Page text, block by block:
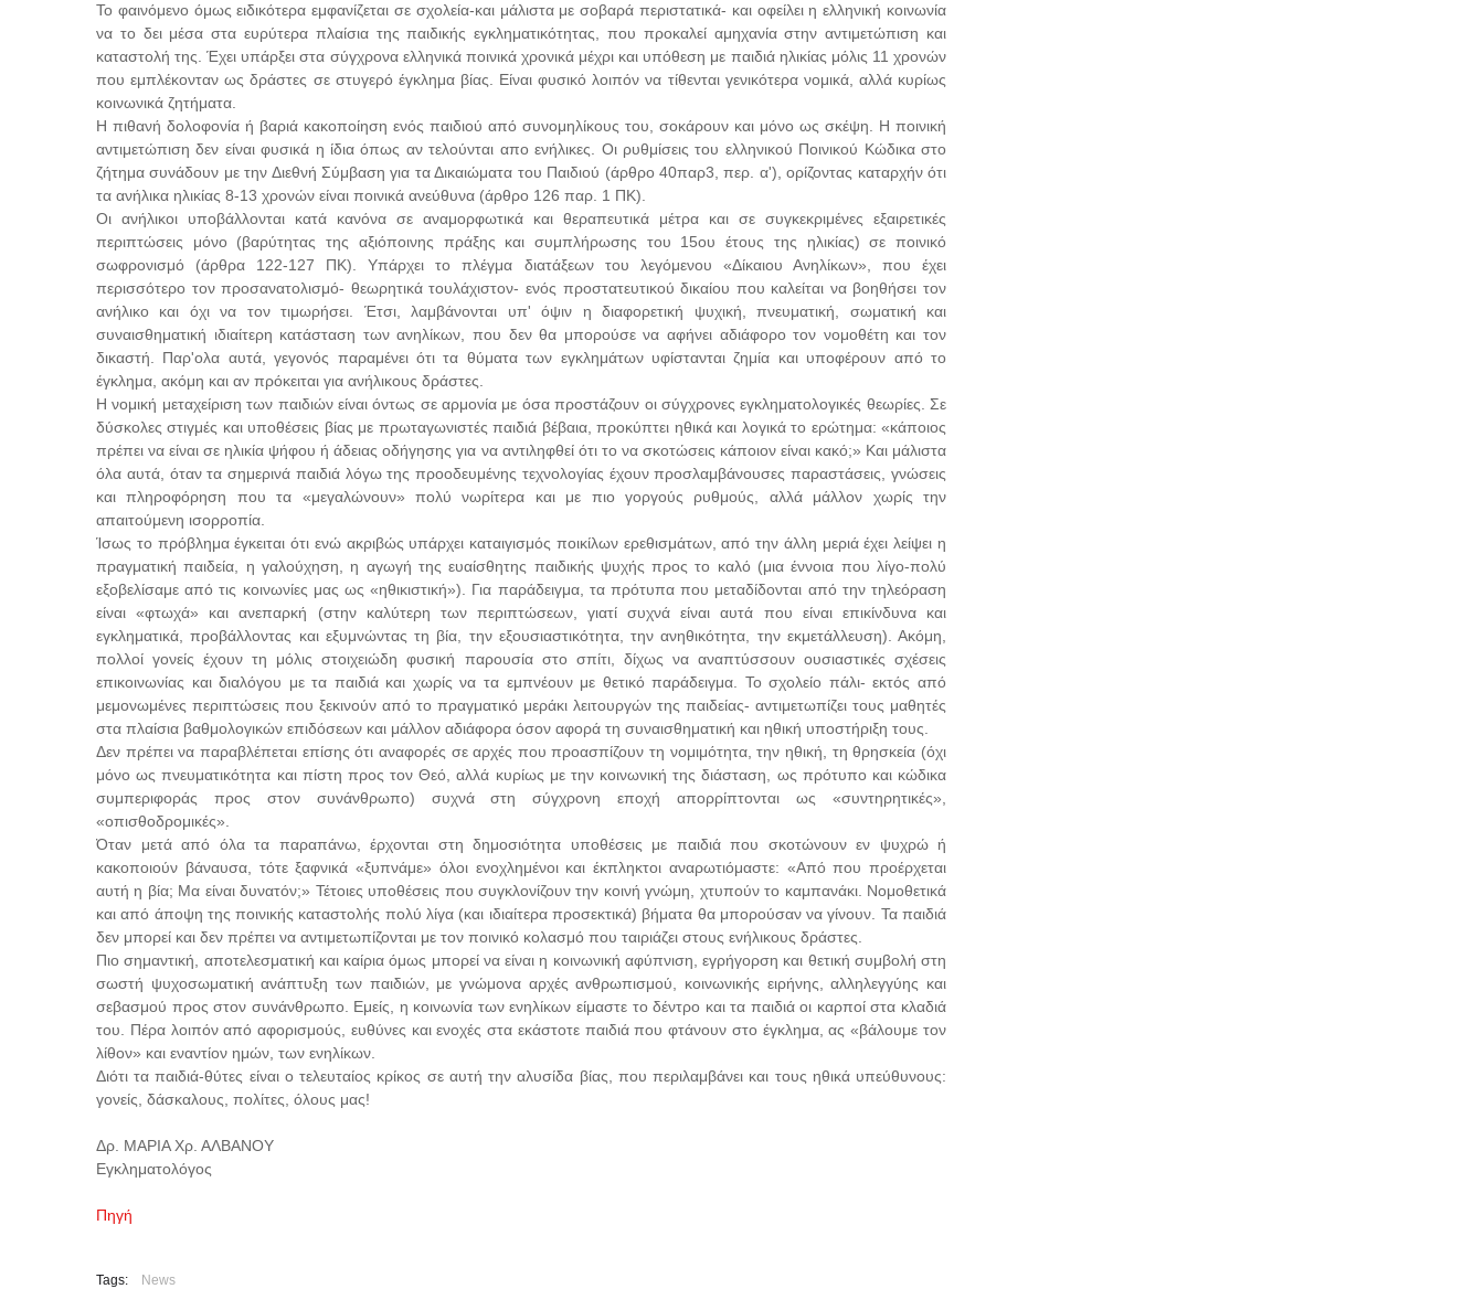
Το φαινόμενο όμως ειδικότερα εμφανίζεται σε σχολεία-και μάλιστα με σοβαρά περιστατικά- και οφείλει η ελληνική κοινωνία
να το δει μέσα στα ευρύτερα πλαίσια της παιδικής εγκληματικότητας, που προκαλεί αμηχανία στην αντιμετώπιση και
καταστολή της. Έχει υπάρξει στα σύγχρονα ελληνικά ποινικά χρονικά μέχρι και υπόθεση με παιδιά ηλικίας μόλις 11 χρονών
που εμπλέκονταν ως δράστες σε στυγερό έγκλημα βίας. Είναι φυσικό λοιπόν να τίθενται γενικότερα νομικά, αλλά κυρίως
κοινωνικά ζητήματα.
Η πιθανή δολοφονία ή βαριά κακοποίηση ενός παιδιού από συνομηλίκους του, σοκάρουν και μόνο ως σκέψη. Η ποινική
αντιμετώπιση δεν είναι φυσικά η ίδια όπως αν τελούνται απο ενήλικες. Οι ρυθμίσεις του ελληνικού Ποινικού Κώδικα στο
ζήτημα συνάδουν με την Διεθνή Σύμβαση για τα Δικαιώματα του Παιδιού (άρθρο 40παρ3, περ. α'), ορίζοντας καταρχήν ότι
τα ανήλικα ηλικίας 8-13 χρονών είναι ποινικά ανεύθυνα (άρθρο 126 παρ. 1 ΠΚ).
Οι ανήλικοι υποβάλλονται κατά κανόνα σε αναμορφωτικά και θεραπευτικά μέτρα και σε συγκεκριμένες εξαιρετικές
περιπτώσεις μόνο (βαρύτητας της αξιόποινης πράξης και συμπλήρωσης του 15ου έτους της ηλικίας) σε ποινικό
σωφρονισμό (άρθρα 122-127 ΠΚ). Υπάρχει το πλέγμα διατάξεων του λεγόμενου «Δίκαιου Ανηλίκων», που έχει
περισσότερο τον προσανατολισμό- θεωρητικά τουλάχιστον- ενός προστατευτικού δικαίου που καλείται να βοηθήσει τον
ανήλικο και όχι να τον τιμωρήσει. Έτσι, λαμβάνονται υπ' όψιν η διαφορετική ψυχική, πνευματική, σωματική και
συναισθηματική ιδιαίτερη κατάσταση των ανηλίκων, που δεν θα μπορούσε να αφήνει αδιάφορο τον νομοθέτη και τον
δικαστή. Παρ'ολα αυτά, γεγονός παραμένει ότι τα θύματα των εγκλημάτων υφίστανται ζημία και υποφέρουν από το
έγκλημα, ακόμη και αν πρόκειται για ανήλικους δράστες.
Η νομική μεταχείριση των παιδιών είναι όντως σε αρμονία με όσα προστάζουν οι σύγχρονες εγκληματολογικές θεωρίες. Σε
δύσκολες στιγμές και υποθέσεις βίας με πρωταγωνιστές παιδιά βέβαια, προκύπτει ηθικά και λογικά το ερώτημα: «κάποιος
πρέπει να είναι σε ηλικία ψήφου ή άδειας οδήγησης για να αντιληφθεί ότι το να σκοτώσεις κάποιον είναι κακό;» Και μάλιστα
όλα αυτά, όταν τα σημερινά παιδιά λόγω της προοδευμένης τεχνολογίας έχουν προσλαμβάνουσες παραστάσεις, γνώσεις
και πληροφόρηση που τα «μεγαλώνουν» πολύ νωρίτερα και με πιο γοργούς ρυθμούς, αλλά μάλλον χωρίς την
απαιτούμενη ισορροπία.
Ίσως το πρόβλημα έγκειται ότι ενώ ακριβώς υπάρχει καταιγισμός ποικίλων ερεθισμάτων, από την άλλη μεριά έχει λείψει η
πραγματική παιδεία, η γαλούχηση, η αγωγή της ευαίσθητης παιδικής ψυχής προς το καλό (μια έννοια που λίγο-πολύ
εξοβελίσαμε από τις κοινωνίες μας ως «ηθικιστική»). Για παράδειγμα, τα πρότυπα που μεταδίδονται από την τηλεόραση
είναι «φτωχά» και ανεπαρκή (στην καλύτερη των περιπτώσεων, γιατί συχνά είναι αυτά που είναι επικίνδυνα και
εγκληματικά, προβάλλοντας και εξυμνώντας τη βία, την εξουσιαστικότητα, την ανηθικότητα, την εκμετάλλευση). Ακόμη,
πολλοί γονείς έχουν τη μόλις στοιχειώδη φυσική παρουσία στο σπίτι, δίχως να αναπτύσσουν ουσιαστικές σχέσεις
επικοινωνίας και διαλόγου με τα παιδιά και χωρίς να τα εμπνέουν με θετικό παράδειγμα. Το σχολείο πάλι- εκτός από
μεμονωμένες περιπτώσεις που ξεκινούν από το πραγματικό μεράκι λειτουργών της παιδείας- αντιμετωπίζει τους μαθητές
στα πλαίσια βαθμολογικών επιδόσεων και μάλλον αδιάφορα όσον αφορά τη συναισθηματική και ηθική υποστήριξη τους.
Δεν πρέπει να παραβλέπεται επίσης ότι αναφορές σε αρχές που προασπίζουν τη νομιμότητα, την ηθική, τη θρησκεία (όχι
μόνο ως πνευματικότητα και πίστη προς τον Θεό, αλλά κυρίως με την κοινωνική της διάσταση, ως πρότυπο και κώδικα
συμπεριφοράς προς στον συνάνθρωπο) συχνά στη σύγχρονη εποχή απορρίπτονται ως «συντηρητικές»,
«οπισθοδρομικές».
Όταν μετά από όλα τα παραπάνω, έρχονται στη δημοσιότητα υποθέσεις με παιδιά που σκοτώνουν εν ψυχρώ ή
κακοποιούν βάναυσα, τότε ξαφνικά «ξυπνάμε» όλοι ενοχλημένοι και έκπληκτοι αναρωτιόμαστε: «Από που προέρχεται
αυτή η βία; Μα είναι δυνατόν;» Τέτοιες υποθέσεις που συγκλονίζουν την κοινή γνώμη, χτυπούν το καμπανάκι. Νομοθετικά
και από άποψη της ποινικής καταστολής πολύ λίγα (και ιδιαίτερα προσεκτικά) βήματα θα μπορούσαν να γίνουν. Τα παιδιά
δεν μπορεί και δεν πρέπει να αντιμετωπίζονται με τον ποινικό κολασμό που ταιριάζει στους ενήλικους δράστες.
Πιο σημαντική, αποτελεσματική και καίρια όμως μπορεί να είναι η κοινωνική αφύπνιση, εγρήγορση και θετική συμβολή στη
σωστή ψυχοσωματική ανάπτυξη των παιδιών, με γνώμονα αρχές ανθρωπισμού, κοινωνικής ειρήνης, αλληλεγγύης και
σεβασμού προς στον συνάνθρωπο. Εμείς, η κοινωνία των ενηλίκων είμαστε το δέντρο και τα παιδιά οι καρποί στα κλαδιά
του. Πέρα λοιπόν από αφορισμούς, ευθύνες και ενοχές στα εκάστοτε παιδιά που φτάνουν στο έγκλημα, ας «βάλουμε τον
λίθον» και εναντίον ημών, των ενηλίκων.
Διότι τα παιδιά-θύτες είναι ο τελευταίος κρίκος σε αυτή την αλυσίδα βίας, που περιλαμβάνει και τους ηθικά υπεύθυνους:
γονείς, δάσκαλους, πολίτες, όλους μας!
Δρ. ΜΑΡΙΑ Χρ. ΑΛΒΑΝΟΥ
Εγκληματολόγος
Πηγή
Tags: News